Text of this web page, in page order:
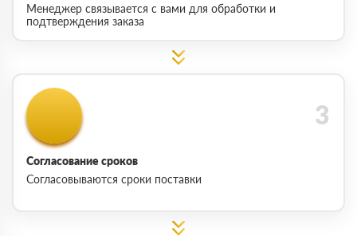
Менеджер связывается с вами для обработки и
подтверждения заказа
Согласование сроков
Согласовываются сроки поставки